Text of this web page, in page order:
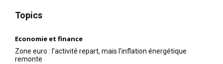
Topics
Economie et finance
Zone euro : l’activité repart, mais l’inflation énergétique
remonte